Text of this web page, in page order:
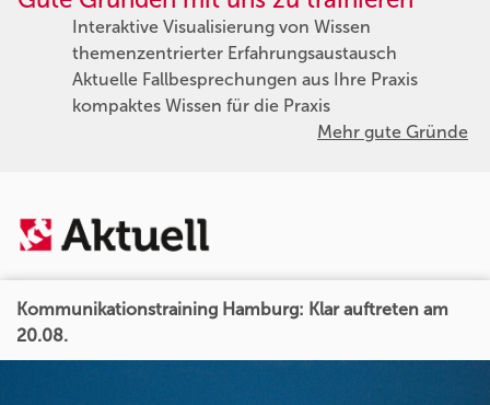
Interaktive Visualisierung von Wissen
themenzentrierter Erfahrungsaustausch
Aktuelle Fallbesprechungen aus Ihre Praxis
kompaktes Wissen für die Praxis
Mehr gute Gründe
Kommunikationstraining Hamburg: Klar auftreten am
20.08.